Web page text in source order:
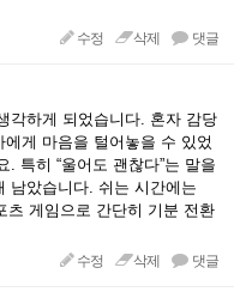
수정 삭제 댓글
각하게 되었습니다. 혼자 감당
게 마음을 털어놓을 수 있었
특히 “울어도 괜찮다”는 말을
남았습니다. 쉬는 시간에는
츠 게임으로 간단히 기분 전환
수정 삭제 댓글